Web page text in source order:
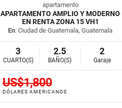
apartamento
APARTAMENTO AMPLIO Y MODERNO
EN RENTA ZONA 15 VH1
En: Ciudad de Guatemala, Guatemala
3
CUARTO(S)
2.5
BAÑO(S)
2
Garaje
US$1,800
DÓLARES AMERICANOS